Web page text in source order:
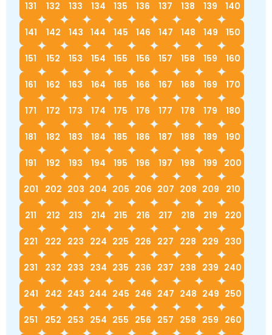
131 132 133 134 135 136 137 138 139 140
141 142 143 144 145 146 147 148 149 150
151 152 153 154 155 156 157 158 159 160
161 162 163 164 165 166 167 168 169 170
171 172 173 174 175 176 177 178 179 180
181 182 183 184 185 186 187 188 189 190
191 192 193 194 195 196 197 198 199 200
201 202 203 204 205 206 207 208 209 210
211 212 213 214 215 216 217 218 219 220
221 222 223 224 225 226 227 228 229 230
231 232 233 234 235 236 237 238 239 240
241 242 243 244 245 246 247 248 249 250
251 252 253 254 255 256 257 258 259 260